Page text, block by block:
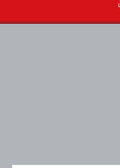
CANDIDATOS